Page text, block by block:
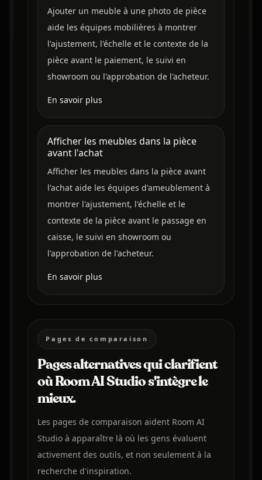
Ajouter un meuble à une photo de pièce
aide les équipes mobilières à montrer
l'ajustement, l'échelle et le contexte de la
pièce avant le paiement, le suivi en
showroom ou l'approbation de l'acheteur.
En savoir plus
Afficher les meubles dans la pièce
avant l'achat
Afficher les meubles dans la pièce avant
l'achat aide les équipes d'ameublement à
montrer l'ajustement, l'échelle et le
contexte de la pièce avant le passage en
caisse, le suivi en showroom ou
l'approbation de l'acheteur.
En savoir plus
Pages de comparaison
Pages alternatives qui clarifient
où Room AI Studio s'intègre le
mieux.
Les pages de comparaison aident Room AI
Studio à apparaître là où les gens évaluent
activement des outils, et non seulement à la
recherche d'inspiration.